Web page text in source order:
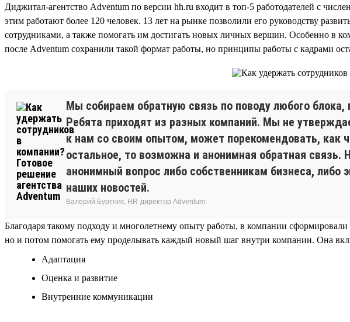
Диджитал-агентство Adventum по версии hh.ru входит в топ-5 работодателей с
этим работают более 120 человек. 13 лет на рынке позволили его руководству
сотрудниками, а также помогать им достигать новых личных вершин. Особенно в
после Adventum сохранили такой формат работы, но принципы работы с кадрами
Мы собираем обратную связь по поводу любого блока,
Ребята приходят из разных компаний. Мы не
к нам со своим опытом, может порекомендовать, как
остальное, то возможна и анонимная обратная
анонимный вопрос либо собственникам бизнеса, либо
наших новостей.
Валерий Буртник, HR-директор Adventum
Благодаря такому подходу и многолетнему опыту работы, в компании
но и потом помогать ему проделывать каждый новый шаг внутри компании. Она
Адаптация
Оценка и развитие
Внутренние коммуникации